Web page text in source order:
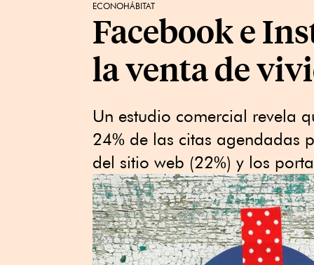
ECONOHÁBITAT
Facebook e
la venta de
Un estudio comercial revela
24% de las citas agendadas
del sitio web (22%) y los